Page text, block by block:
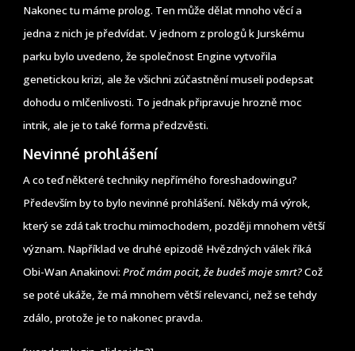
Nakonec tu máme prolog. Ten může dělat mnoho věcí a
jedna z nich je předvídat. V jednom z prologů k Jurskému
parku bylo uvedeno, že společnost Engine vytvořila
genetickou krizi, ale že všichni zúčastnění museli podepsat
dohodu o mlčenlivosti. To jednak připravuje hrozně moc
intrik, ale je to také forma předzvěsti.
Nevinné prohlášení
A co teď některé techniky nepřímého foreshadowingu?
Především by to bylo nevinné prohlášení. Někdy má výrok,
který se zdá tak trochu mimochodem, později mnohem větší
význam. Například ve druhé epizodě Hvězdných válek říká
Obi-Wan Anakinovi:Proč mám pocit, že budeš moje smrt?Což
se poté ukáže, že má mnohem větší relevanci, než se tehdy
zdálo, protože je to nakonec pravda.